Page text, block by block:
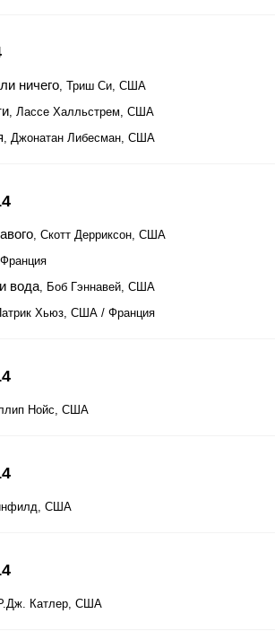
ничего, Триш Си, США
, Лассе Халльстрем, США
, Джонатан Либесман, США
, Скотт Дерриксон, США
вода, Боб Гэннавей, США
Хьюз, США / Франция
Нойс, США
США
Катлер, США